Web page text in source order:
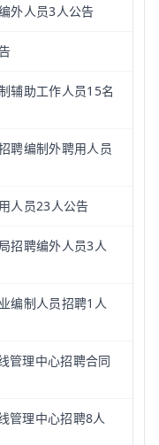
外人员3人公告
辅助工作人员15名
聘编制外聘用人员
人员23人公告
招聘编外人员3人
编制人员招聘1人
管理中心招聘合同
管理中心招聘8人